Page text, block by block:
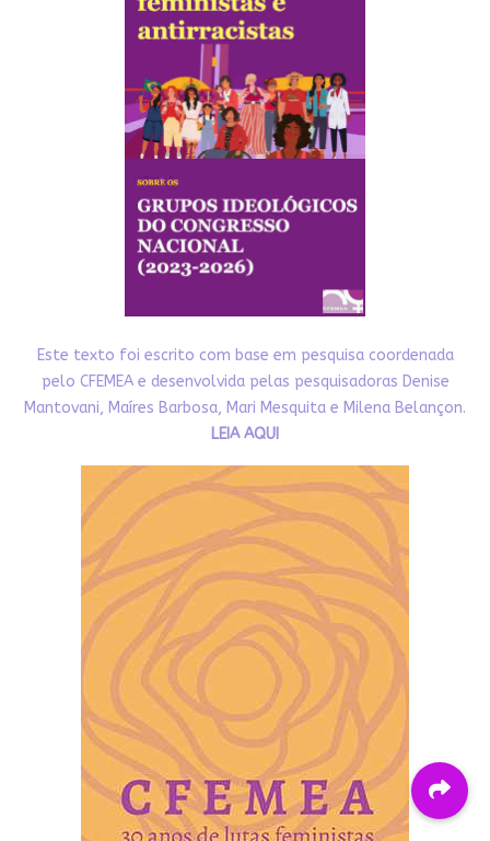
Este texto foi escrito com base em pesquisa coordenada
pelo CFEMEA e desenvolvida pelas pesquisadoras Denise
Mantovani, Maíres Barbosa, Mari Mesquita e Milena Belançon.
LEIA AQUI